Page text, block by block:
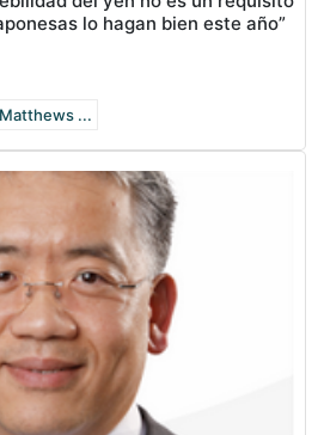
lo hagan bien este año”
Matthews ...